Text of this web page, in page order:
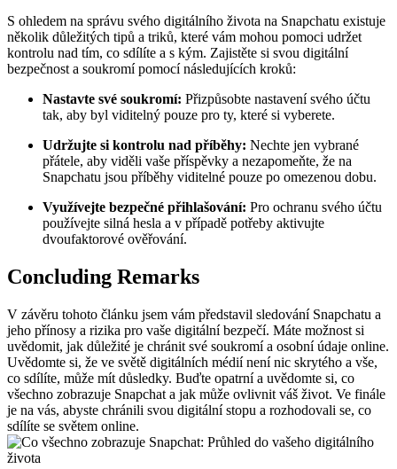
S ohledem na správu svého digitálního života na Snapchatu existuje
několik důležitých tipů a triků, které vám mohou pomoci udržet
kontrolu nad tím, co sdílíte a s kým. Zajistěte si svou digitální
bezpečnost a soukromí pomocí následujících kroků:
Nastavte své soukromí: Přizpůsobte nastavení svého účtu
tak, aby byl viditelný pouze pro ty, které si vyberete.
Udržujte si kontrolu nad příběhy: Nechte jen vybrané
přátele, aby viděli vaše příspěvky a nezapomeňte, že na
Snapchatu jsou příběhy viditelné pouze po omezenou dobu.
Využívejte bezpečné přihlašování: Pro ochranu svého účtu
používejte silná hesla a v případě potřeby aktivujte
dvoufaktorové ověřování.
Concluding Remarks
V závěru tohoto článku jsem vám představil sledování Snapchatu a
jeho přínosy a rizika pro vaše digitální bezpečí. Máte možnost si
uvědomit, jak důležité je chránit své soukromí a osobní údaje online.
Uvědomte si, že ve světě digitálních médií není nic skrytého a vše,
co sdílíte, může mít důsledky. Buďte opatrní a uvědomte si, co
všechno zobrazuje Snapchat a jak může ovlivnit váš život. Ve finále
je na vás, abyste chránili svou digitální stopu a rozhodovali se, co
sdílíte se světem online.